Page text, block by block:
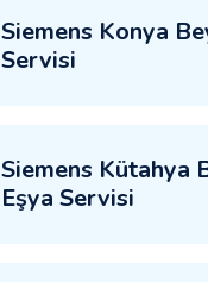
Siemens Konya
Servisi
Siemens Kütahya
Eşya Servisi